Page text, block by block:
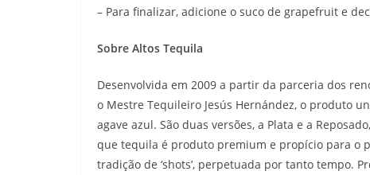
– Para finalizar, adicione o suco de grapefruit e
Sobre Altos Tequila
Desenvolvida em 2009 a partir da parceria dos
o Mestre Tequileiro Jesús Hernández, o produto
agave azul. São duas versões, a Plata e a
que tequila é produto premium e propício para o
tradição de ‘shots’, perpetuada por tanto tempo.